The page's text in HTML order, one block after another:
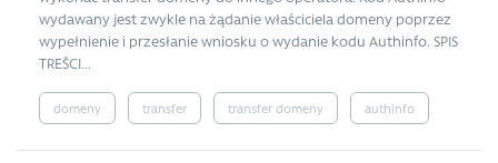
wydawany jest zwykle na żądanie właściciela domeny poprzez
wypełnienie i przesłanie wniosku o wydanie kodu Authinfo. SPIS
TREŚCI...
domeny transfer transfer domeny authinfo